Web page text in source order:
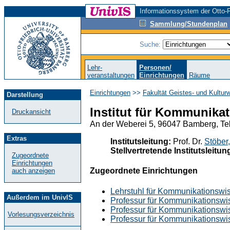
Informationssystem der
Sammlung/Stundenplan
Suche:
Lehr-
veranstaltungen
Personen/
Einrichtungen
Räume
Darstellung
Druckansicht
Extras
Zugeordnete
Einrichtungen
auch anzeigen
Außerdem im UnivIS
Vorlesungsverzeichnis
Einrichtungen >> Fakultät Geistes- und
Institut für
An der Weberei 5, 96047 Bamberg,
Institutsleitung: Prof. Dr.
Stellvertretende
Zugeordnete Einrichtungen
Lehrstuhl für
Professur für
Professur für
Professur für